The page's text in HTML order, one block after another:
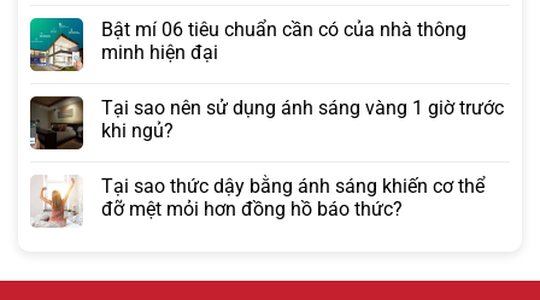
Bật mí 06 tiêu chuẩn cần có của nhà thông
minh hiện đại
Tại sao nên sử dụng ánh sáng vàng 1 giờ trước
khi ngủ?
Tại sao thức dậy bằng ánh sáng khiến cơ thể
đỡ mệt mỏi hơn đồng hồ báo thức?